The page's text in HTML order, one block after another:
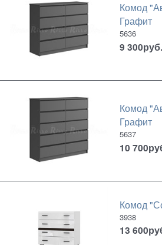
Комод
Графит
5636
9 300руб.
Комод
Графит
5637
10 700
Комод
3938
13 600